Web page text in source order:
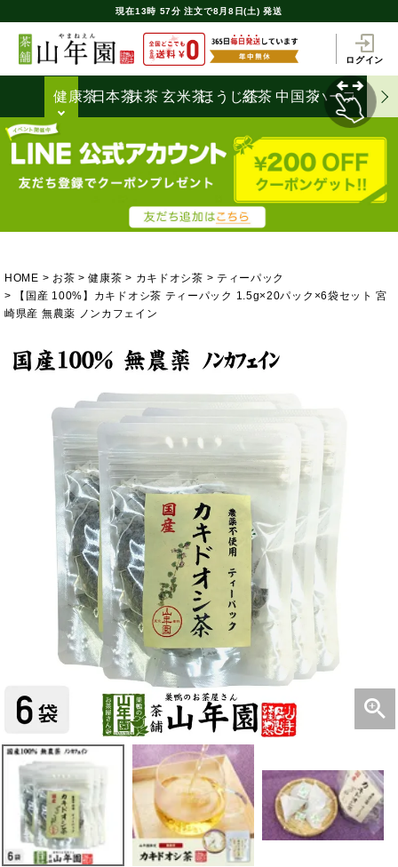
現在13時 57分 注文で8月8日(土) 発送
ログイン
健康茶日本茶抹茶 玄米茶ほうじ茶
紅茶 中国茶ハーブティ
HOME お茶 健康茶 カキドオシ茶
ティーパック
【国産 100%】カキドオシ茶 ティーパック 1.5g×20パック×6袋セット 宮
崎県産 無農薬 ノンカフェイン